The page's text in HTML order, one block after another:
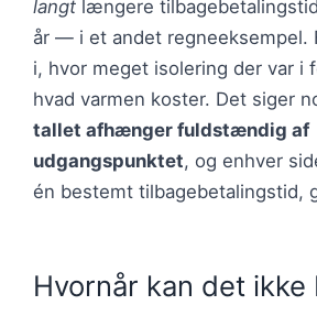
langt længere
år — i et andet regneeksempel.
i, hvor meget isolering der var i
hvad varmen koster. Det siger
tallet afhænger fuldstændig af
udgangspunktet, og enhver
én bestemt tilbagebetalingstid,
Hvornår kan det ikke